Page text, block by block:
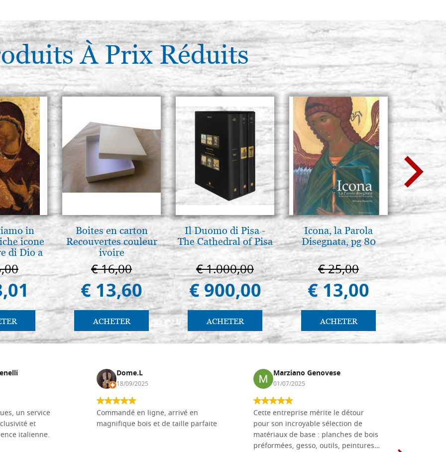
À Prix Réduits
in
icone
di Dio a
2019))
Boites en carton
Recouvertes couleur
ivoire
€ 16,00
€ 13,60
ACHETER
Il Duomo di Pisa -
The Cathedral of Pisa
€ 1.000,00
€ 900,00
ACHETER
Icona, la Parola
Disegnata, pg 80
€ 25,00
€ 13,00
ACHETER
€
un service
et
italienne.
Dome.L
18/09/2025
Commandé en ligne, arrivé en
magnifique bois et de taille parfaite
Marziano Genovese
01/07/2025
Cette entreprise mérite le détour
pour son incroyable sélection de
matériaux de base : planches de bois
préformées, gesso, outils, peintures…